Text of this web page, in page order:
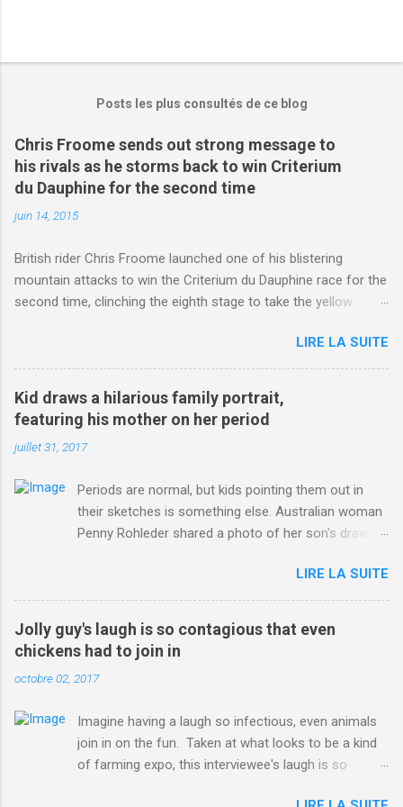
Posts les plus consultés de ce blog
Chris Froome sends out strong message to
his rivals as he storms back to win Criterium
du Dauphine for the second time
juin 14, 2015
British rider Chris Froome launched one of his blistering
mountain attacks to win the Criterium du Dauphine race for the
second time, clinching the eighth stage to take the yellow
http://www.dailymail.co.uk/sport/othersports/article-
3123660/Chris-Froome-sends-strong-message-rivals-storms-
win-Criterium-du-Dauphine-second-time.html?
ITO=1490&ns_mchannel=rss&ns_campaign=1490
LIRE LA SUITE
Kid draws a hilarious family portrait,
featuring his mother on her period
juillet 31, 2017
Periods are normal, but kids pointing them out in
their sketches is something else. Australian woman
Penny Rohleder shared a photo of her son's drawing
Jul. 25, which well, says it all. SEE ALSO: James
Corden tests out gymnastics class for his son and
is instantly showed up by children "I don't know
whether to be proud or embarrassed that my 5 year
old son knows this," Rohleder wrote. "Julian drew a
family portrait. I said 'What's that red bit on me?'
Well, at least he knows. To give further context,
Rohleder revealed she had pulmonary embolism in
October 2016, and was put on blood thinning
LIRE LA SUITE
Jolly guy's laugh is so contagious that even
chickens had to join in
octobre 02, 2017
Imagine having a laugh so infectious, even animals
join in on the fun. Taken at what looks to be a kind
of farming expo, this interviewee's laugh is so